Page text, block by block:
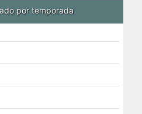
por temporada